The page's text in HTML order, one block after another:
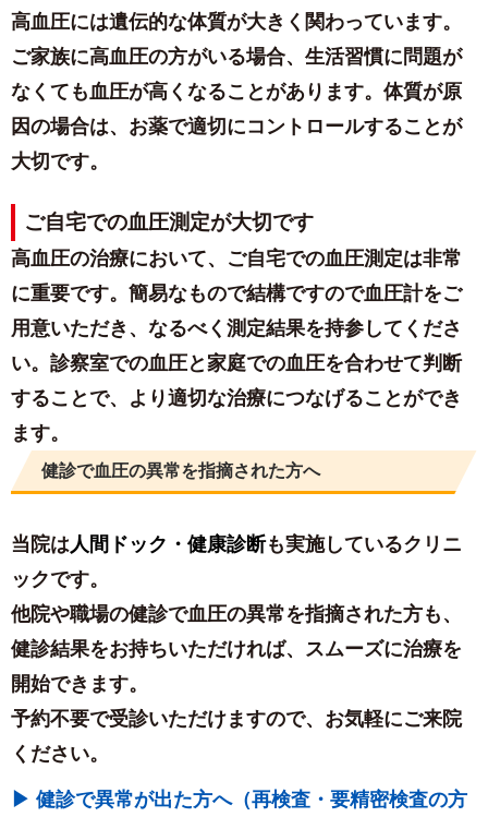
高血圧には遺伝的な体質が大きく関わっています。
ご家族に高血圧の方がいる場合、生活習慣に問題が
なくても血圧が高くなることがあります。体質が原
因の場合は、お薬で適切にコントロールすることが
大切です。
ご自宅での血圧測定が大切です
高血圧の治療において、ご自宅での血圧測定は非常
に重要です。簡易なもので結構ですので血圧計をご
用意いただき、なるべく測定結果を持参してくださ
い。診察室での血圧と家庭での血圧を合わせて判断
することで、より適切な治療につなげることができ
ます。
健診で血圧の異常を指摘された方へ
当院は 人間ドック・健康診断も実施しているクリニ
ックです。
他院や職場の健診で血圧の異常を指摘された方も、
健診結果をお持ちいただければ、スムーズに治療を
開始できます。
予約不要で受診いただけますので、お気軽にご来院
ください。
▶ 健診で異常が出た方へ（再検査・要精密検査の方